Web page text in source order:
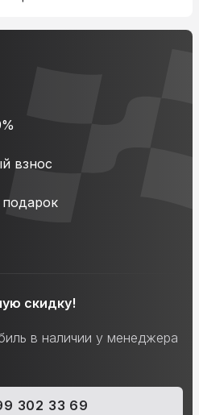
взнос
скидку!
в наличии у менеджера
302 33 69